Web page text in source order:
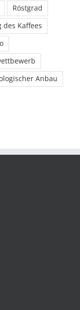
Röstgrad
des Kaffees
Anbau